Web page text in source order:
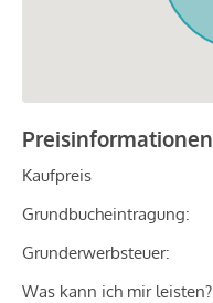
Preisinformationen
Kaufpreis
Grundbucheintragung:
Grunderwerbsteuer:
Was kann ich mir leisten?